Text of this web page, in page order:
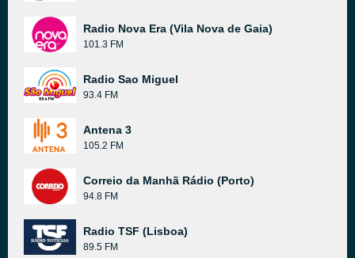
Radio Nova Era (Vila Nova de Gaia)
101.3 FM
Radio Sao Miguel
93.4 FM
Antena 3
105.2 FM
Correio da Manhã Rádio (Porto)
94.8 FM
Radio TSF (Lisboa)
89.5 FM